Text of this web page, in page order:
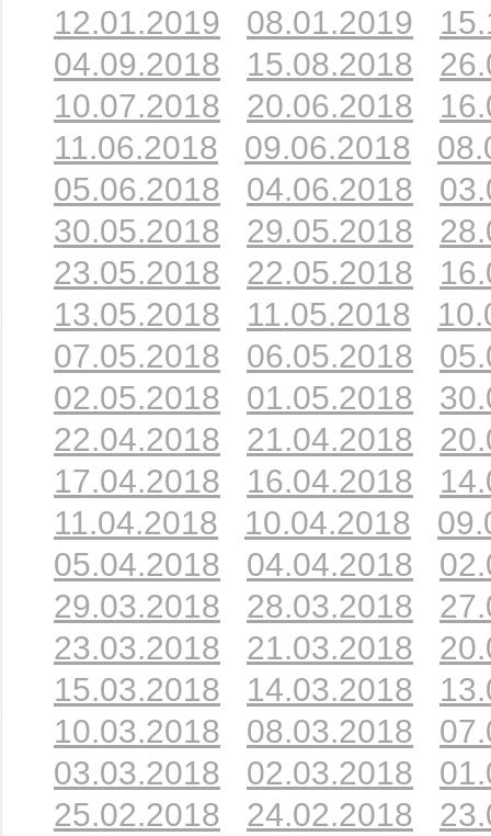
12.01.2019
08.01.2019
04.09.2018
15.08.2018
10.07.2018
20.06.2018
11.06.2018
09.06.2018
05.06.2018
04.06.2018
30.05.2018
29.05.2018
23.05.2018
22.05.2018
13.05.2018
11.05.2018
07.05.2018
06.05.2018
02.05.2018
01.05.2018
22.04.2018
21.04.2018
17.04.2018
16.04.2018
11.04.2018
10.04.2018
05.04.2018
04.04.2018
29.03.2018
28.03.2018
23.03.2018
21.03.2018
15.03.2018
14.03.2018
10.03.2018
08.03.2018
03.03.2018
02.03.2018
25.02.2018
24.02.2018